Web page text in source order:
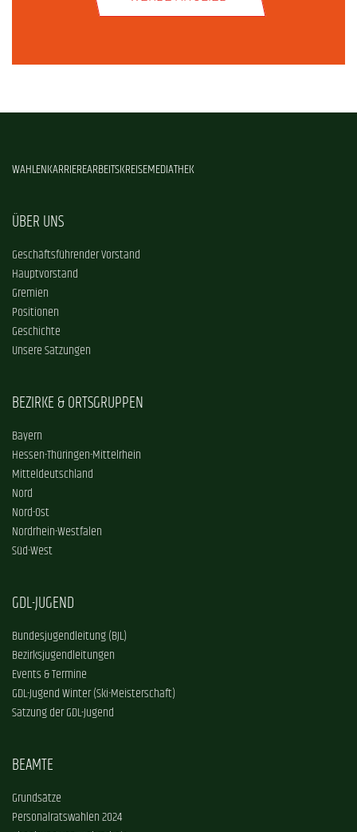
WAHLENKARRIEREARBEITSKREISEMEDIATHEK
ÜBER UNS
Geschäftsführender Vorstand
Hauptvorstand
Gremien
Positionen
Geschichte
Unsere Satzungen
BEZIRKE & ORTSGRUPPEN
Bayern
Hessen-Thüringen-Mittelrhein
Mitteldeutschland
Nord
Nord-Ost
Nordrhein-Westfalen
Süd-West
GDL-JUGEND
Bundesjugendleitung (BJL)
Bezirksjugendleitungen
Events & Termine
GDL-Jugend Winter (Ski-Meisterschaft)
Satzung der GDL-Jugend
BEAMTE
Grundsätze
Personalratswahlen 2024